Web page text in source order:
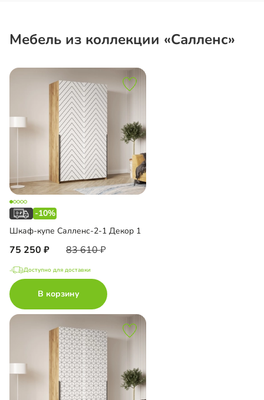
Мебель из коллекции «Салленс»
-10%
Шкаф-купе Салленс-2-1 Декор 1
75 250 83 610
Доступно для доставки
В корзину